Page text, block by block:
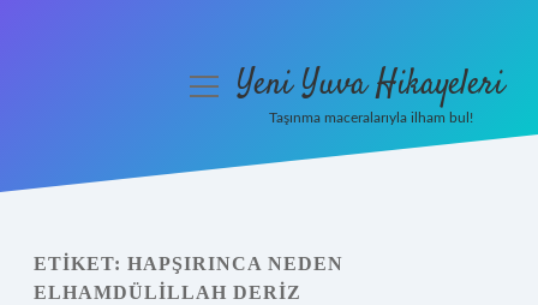
Yasal Uyarı
menüyüYeni Yuva Hikayeleri
Taşınma maceralarıyla ilham bul!
ETIKET: HAPŞIRINCA NEDEN
ELHAMDÜLILLAH DERIZ